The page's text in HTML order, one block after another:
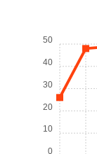
0
10
20
30
40
50